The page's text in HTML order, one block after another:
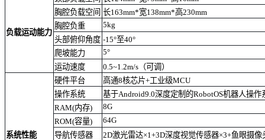
负载运动能力
胸腔负载空间 长163mm*宽138mm*高230mm
胸腔负重
5kg
头部俯仰角度 -15°至40°
爬坡能力
5°
运动速度
0.5~1.2m/s（可调）
系统性能
硬件平台
高通8核芯片+工业级MCU
操作系统
基于Android9.0深度定制的RobotOS机器人操作
RAM(内存)
8G
ROM(容量)
64G
导航传感器
2D激光雷达×1+3D深度视觉传感器×3+鱼眼摄